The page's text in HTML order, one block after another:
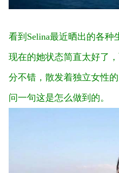
看到Selina最近晒出的各
现在的她状态简直太好了
分不错，散发着独立女性
问一句这是怎么做到的。